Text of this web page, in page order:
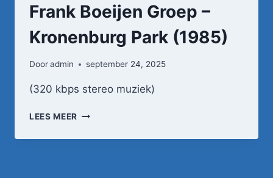
Frank Boeijen Groep –
Kronenburg Park (1985)
Dooradmin september 24, 2025
(320 kbps stereo muziek)
LEES MEER FRANK
GROEP